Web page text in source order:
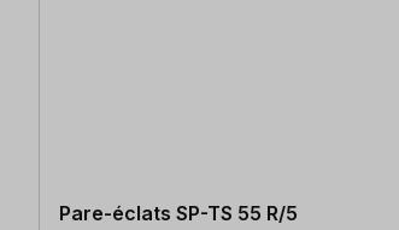
Pare-éclats SP-TS 55 R/5